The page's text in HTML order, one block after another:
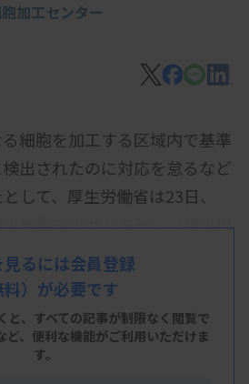
加工センター
細胞を加工する区域内で基準
出されたのに対応を怠るなど
して、厚生労働省は23日、
細胞加工センター」（埼玉県
等安全性確保法に基づく改善
ターで加工した細胞を投与さ
案が昨年8月に発生し、関連
する緊急命令が出ていた。
るには会員登録
料）が必要です
と、すべての記事が制限なく閲覧で
ど、便利な機能がご利用いただけま
す。